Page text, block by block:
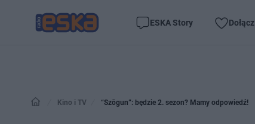
ESKA Story Dołącz
Kino i TV “Szōgun”: będzie 2. sezon? Mamy odpowiedź!